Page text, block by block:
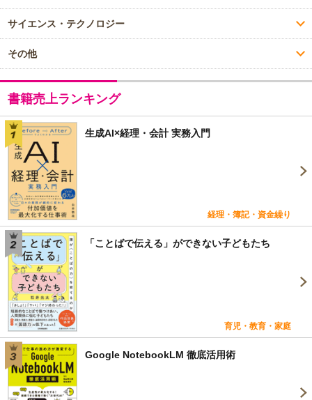
サイエンス・テクノロジー
その他
書籍売上ランキング
生成AI×経理・会計 実務入門
経理・簿記・資金繰り
「ことばで伝える」ができない子どもたち
育児・教育・家庭
Google NotebookLM 徹底活用術